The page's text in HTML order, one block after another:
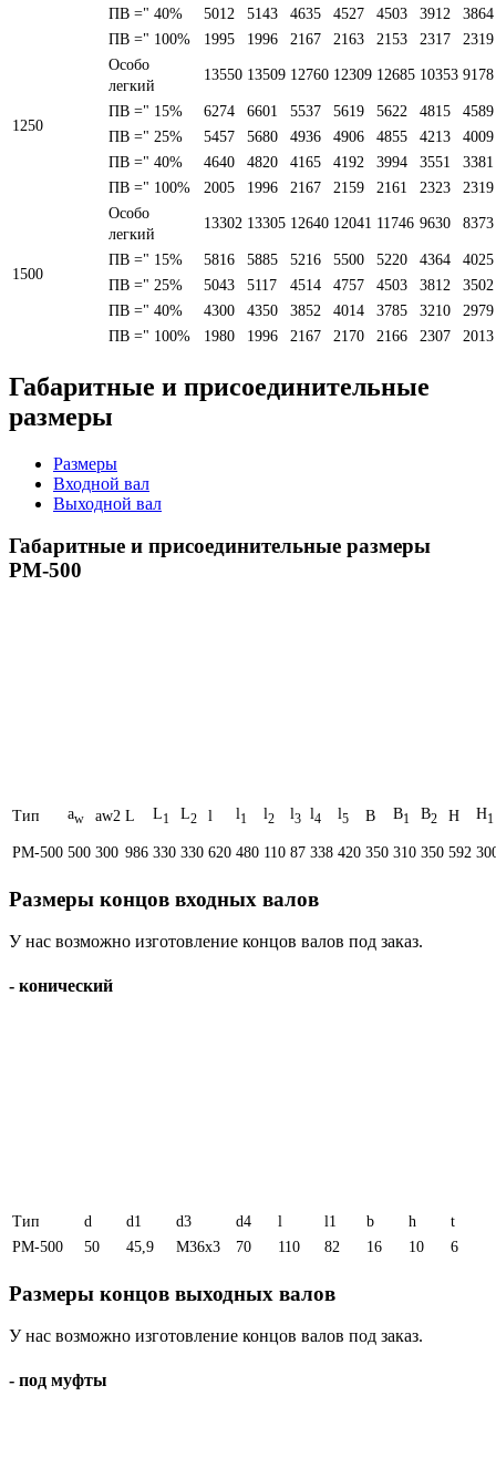
ПВ =" 40% 5012 5143 4635 4527 4503 3912
3864
ПВ =" 100%
1995 1996 2167 2163 2153 2317 2319
1250
Особо
легкий
13550 13509 12760 12309 12685 10353 9178
ПВ =" 15% 6274 6601 5537 5619 5622 4815
4589
ПВ =" 25%
5457 5680 4936 4906 4855 4213
4009
ПВ =" 40%
4640 4820 4165 4192 3994 3551
3381
ПВ =" 100%
2005 1996 2167 2159 2161 2323 2319
1500
Особо
легкий
13302 13305 12640 12041 11746 9630 8373
ПВ =" 15% 5816 5885 5216 5500 5220 4364
4025
ПВ =" 25%
5043 5117 4514 4757 4503 3812
3502
ПВ =" 40%
4300 4350 3852 4014 3785 3210
2979
ПВ =" 100%
1980 1996 2167 2170 2166 2307 2013
Габаритные и присоединительные
размеры
Размеры
Входной вал
Выходной вал
Габаритные и присоединительные размеры
РМ-500
Тип aw aw2 L L1 L2 l l 1 l2 l3 l4 l5 B B1 B2 H H1
РМ-500 500 300 986 330 330 620 480 110 87 338 420 350 310 350 592
Размеры концов входных валов
У нас возможно изготовление концов валов под заказ.
- конический
Тип d d1 d3 d4 l l1 b h
t
РМ-500
50 45,9 М36х3 70 110 82 16 10 6
Размеры концов выходных валов
У нас возможно изготовление концов валов под заказ.
- под муфты